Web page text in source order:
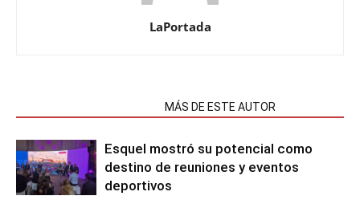
LaPortada
MÁS DE ESTE AUTOR
Esquel mostró su potencial como
destino de reuniones y eventos
deportivos